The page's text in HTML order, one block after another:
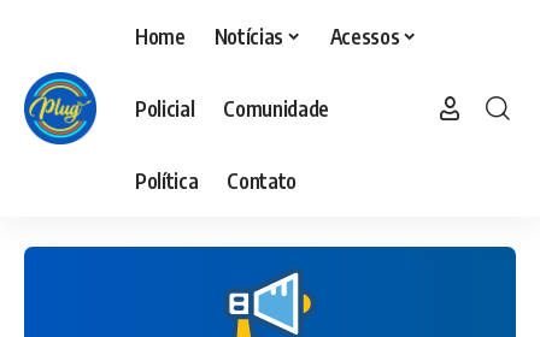
Home Notícias Acessos
Policial Comunidade
Política Contato